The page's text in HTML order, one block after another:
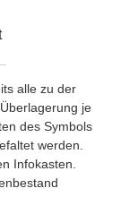
alle zu der
je
des Symbols
werden.
Infokasten.